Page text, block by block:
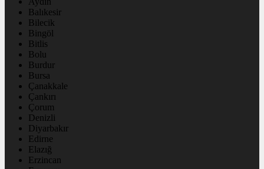
Balıkesir
Bilecik
Bingöl
Bitlis
Bolu
Burdur
Bursa
Çanakkale
Çankırı
Çorum
Denizli
Diyarbakır
Edirne
Elazığ
Erzincan